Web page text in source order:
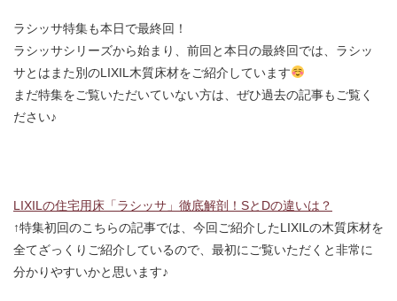
ラシッサ特集も本日で最終回！
ラシッサシリーズから始まり、前回と本日の最終回では、ラシッ
サとはまた別のLIXIL木質床材をご紹介しています
まだ特集をご覧いただいていない方は、ぜひ過去の記事もご覧く
ださい♪
LIXILの住宅用床「ラシッサ」徹底解剖！SとDの違いは？
↑特集初回のこちらの記事では、今回ご紹介したLIXILの木質床材を
全てざっくりご紹介しているので、最初にご覧いただくと非常に
分かりやすいかと思います♪